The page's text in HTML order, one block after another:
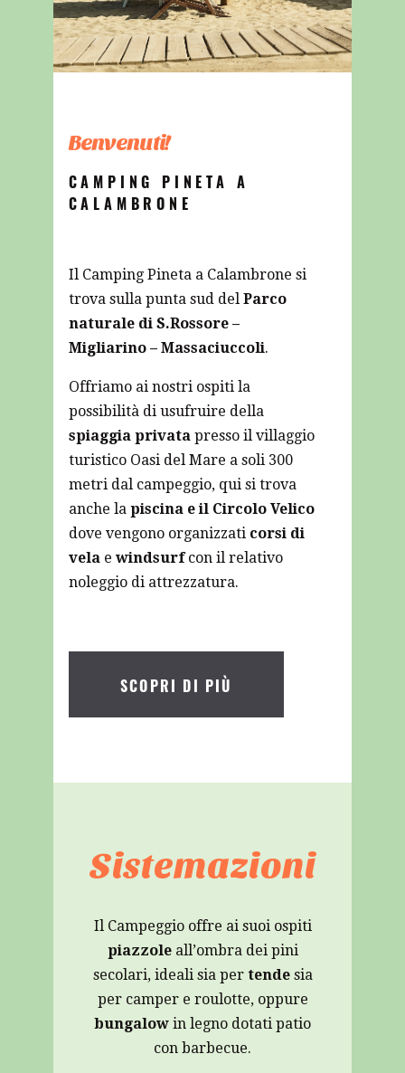
Benvenuti!
CAMPING PINETA A
CALAMBRONE
Il Camping Pineta a Calambrone si
trova sulla punta sud del Parco
naturale di S.Rossore –
Migliarino – Massaciuccoli.
Offriamo ai nostri ospiti la
possibilità di usufruire della
spiaggia privatapresso il villaggio
turistico Oasi del Mare a soli 300
metri dal campeggio, qui si trova
anche la piscina e il Circolo Velico
dove vengono organizzati corsi di
velae windsurfcon il relativo
noleggio di attrezzatura.
SCOPRI DI PIÙ
Sistemazioni
Il Campeggio offre ai suoi ospiti
piazzoleall’ombra dei pini
secolari, ideali sia per tendesia
per camper e roulotte, oppure
bungalow in legno dotati patio
con barbecue.